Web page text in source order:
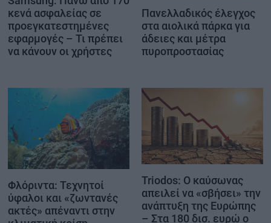
κενά ασφαλείας σε
προεγκατεστημένες
εφαρμογές – Τι πρέπει
να κάνουν οι χρήστες
Πανελλαδικός έλεγχος
στα αιολικά πάρκα για
άδειες και μέτρα
πυροπροστασίας
Φλόριντα: Τεχνητοί
ύφαλοι και «ζωντανές
ακτές» απέναντι στην
Triodos: Ο καύσωνας
απειλεί να «σβήσει» την
ανάπτυξη της Ευρώπης
– Στα 180 δισ. ευρώ ο